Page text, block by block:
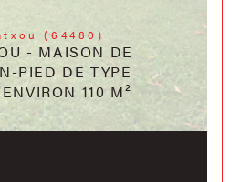
(64480)
- MAISON DE
PIED DE TYPE
110 M²